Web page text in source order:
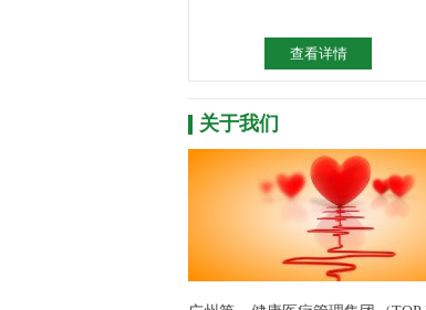
查看详情
关于我们